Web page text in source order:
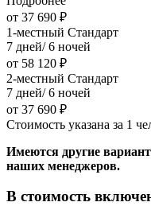
от 37 690 ₽
1-местный Стандарт
7 дней/ 6 ночей
от 58 120 ₽
2-местный Стандарт
7 дней/ 6 ночей
от 37 690 ₽
Стоимость указана за 1
Имеются другие
наших менеджеров.
В стоимость